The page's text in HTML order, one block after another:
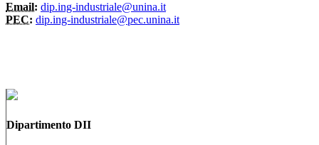
Email: dip.ing-industriale@unina.it
PEC: dip.ing-industriale@pec.unina.it
Dipartimento DII